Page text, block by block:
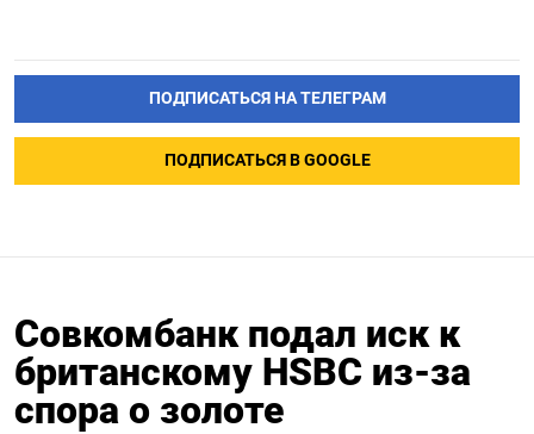
ПОДПИСАТЬСЯ НА ТЕЛЕГРАМ
ПОДПИСАТЬСЯ В GOOGLE
Совкомбанк подал иск к
британскому HSBC из-за
спора о золоте